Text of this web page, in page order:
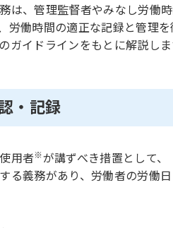
は、管理監督者やみなし労働
労働時間の適正な記録と管理
ガイドラインをもとに解説しま
・記録
用者※が講ずべき措置として
る義務があり、労働者の労働